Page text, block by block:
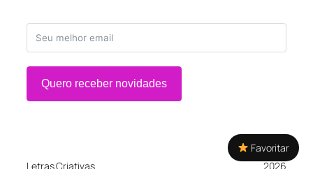
Quero receber novidades
Letras Criativas 2026
Favoritar